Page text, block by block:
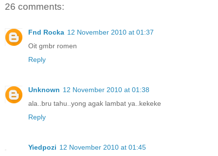
26 comments:
Fnd Rocka 12 November 2010 at 01:37
Oit gmbr romen
Reply
Unknown 12 November 2010 at 01:38
ala..bru tahu..yong agak lambat ya..kekeke
Reply
Yiedpozi 12 November 2010 at 01:45